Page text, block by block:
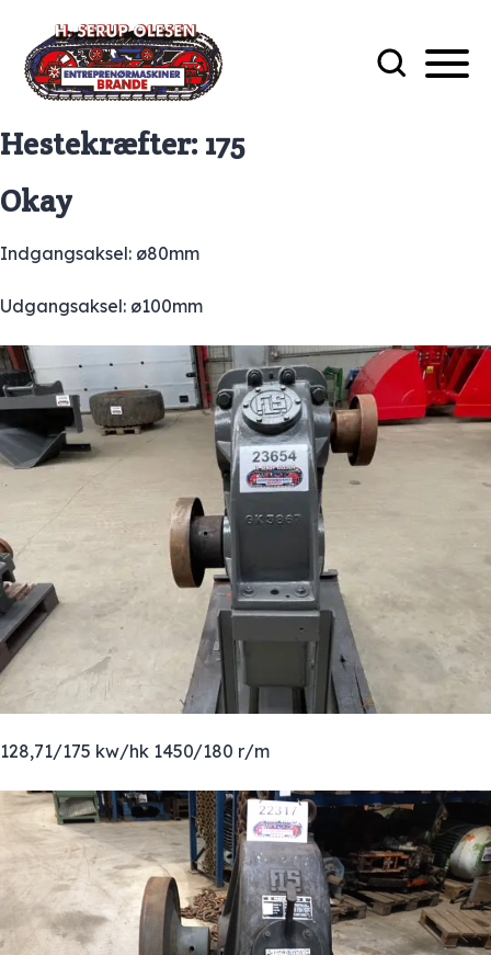
Hestekræfter: 175
Okay
Indgangsaksel: ø80mm
Udgangsaksel: ø100mm
128,71/175 kw/hk 1450/180 r/m